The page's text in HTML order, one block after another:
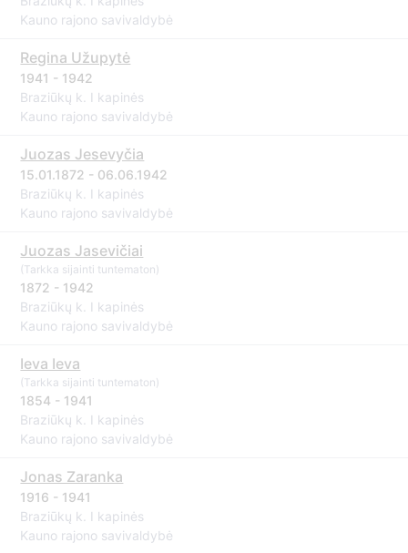
Kauno rajono savivaldybė
Regina Užupytė
1941 - 1942
Braziūkų k. I kapinės
Kauno rajono savivaldybė
Juozas Jesevyčia
15.01.1872 - 06.06.1942
Braziūkų k. I kapinės
Kauno rajono savivaldybė
Juozas Jasevičiai
(Tarkka sijainti tuntematon)
1872 - 1942
Braziūkų k. I kapinės
Kauno rajono savivaldybė
Ieva Ieva
(Tarkka sijainti tuntematon)
1854 - 1941
Braziūkų k. I kapinės
Kauno rajono savivaldybė
Jonas Zaranka
1916 - 1941
Braziūkų k. I kapinės
Kauno rajono savivaldybė